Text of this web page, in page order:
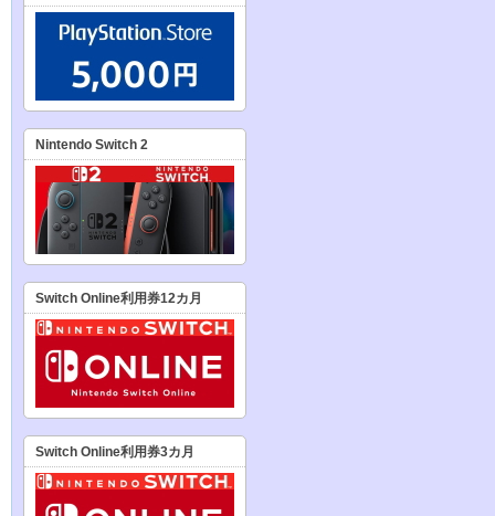
Nintendo Switch 2
Switch Online利用券12カ月
Switch Online利用券3カ月